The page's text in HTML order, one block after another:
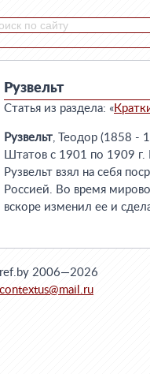
Рузвельт
Статья из раздела: «
Рузвельт, Теодор (1858 -
Штатов с 1901 по 1909 г.
Рузвельт взял на себя
Россией. Во время
вскоре изменил ее и
ref.by 2006—2026
contextus@mail.ru